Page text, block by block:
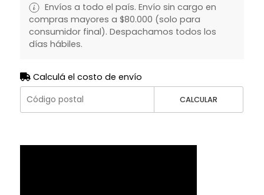
Envíos a todo el país. Envío sin cargo en
compras mayores a $80.000 (solo para
consumidor final). Despachamos todos los
días hábiles.
Calculá el costo de envío
CALCULAR